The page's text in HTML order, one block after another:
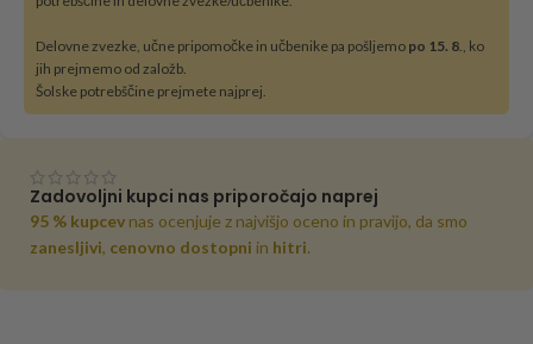
Delovne zvezke, učne pripomočke in učbenike pa pošljemo po 15. 8 ., ko
jih prejmemo od založb.
Šolske potrebščine prejmete najprej.
Zadovoljni kupci nas priporočajo naprej
95 % kupcev nas ocenjuje z najvišjo oceno in pravijo, da smo
zanesljivi, cenovno dostopni in hitri.